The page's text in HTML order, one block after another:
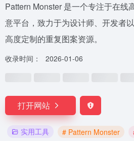
Pattern Monster 是一个专注于在线
意平台，致力于为设计师、开发者
高度定制的重复图案资源。
收录时间： 2026-01-06
打开网站
实用工具 # Pattern Monster